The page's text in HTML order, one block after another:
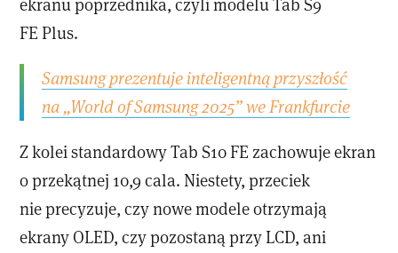
FE Plus.
Samsung prezentuje inteligentną przyszłość
na „World of Samsung 2025” we Frankfurcie
Z kolei standardowy Tab S10 FE zachowuje ekran
o przekątnej 10,9 cala. Niestety, przeciek
nie precyzuje, czy nowe modele otrzymają
ekrany OLED, czy pozostaną przy LCD, ani